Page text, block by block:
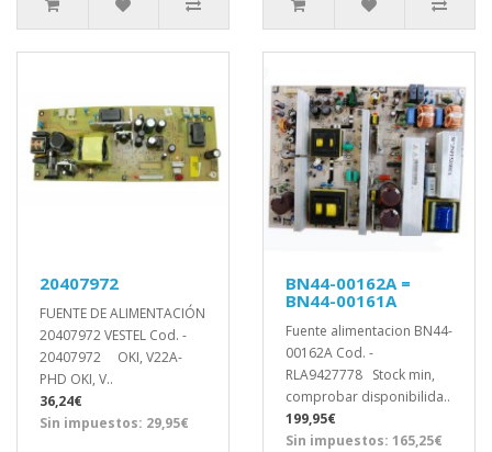
20407972
FUENTE DE ALIMENTACIÓN
20407972 VESTEL Cod. -
20407972 OKI, V22A-
PHD OKI, V..
36,24€
Sin impuestos: 29,95€
BN44-00162A =
BN44-00161A
Fuente alimentacion BN44-
00162A Cod. -
RLA9427778 Stock min,
comprobar disponibilida..
199,95€
Sin impuestos: 165,25€